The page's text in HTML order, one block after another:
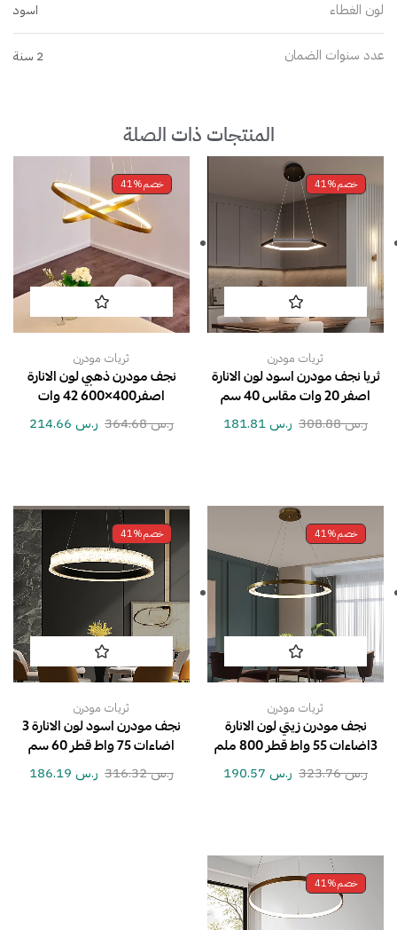
لون الغطاء اسود
عدد سنوات الضمان 2 سنة
المنتجات ذات الصلة
خصم41%
ثريات مودرن
ثريا نجف مودرن اسود لون الانارة
اصفر 20 وات مقاس 40 سم
ر.س308.88 ر.س
خصم41%
ثريات مودرن
نجف مودرن ذهبي لون الانارة
اصفر400×600 42 وات
ر.س364.68 ر.س
خصم41%
ثريات مودرن
نجف مودرن زيتي لون الانارة
3اضاءات 55 واط قطر 800 ملم
ر.س323.76 ر.س
خصم41%
ثريات مودرن
نجف مودرن اسود لون الانارة 3
اضاءات 75 واط قطر 60 سم
ر.س316.32 ر.س
خصم41%